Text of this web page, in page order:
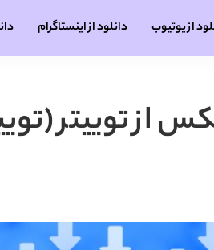
از یوتیوب دانلود از اینستاگرام
از توییتر